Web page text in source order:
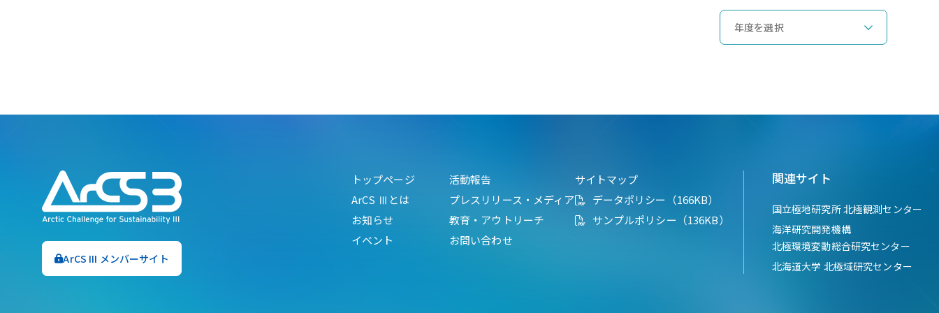
ArCS III メンバーサイト
トップページ
ArCS Ⅲとは
お知らせ
イベント
活動報告
プレスリリース・メディア
教育・アウトリーチ
お問い合わせ
サイトマップ
データポリシー（166KB）
サンプルポリシー（136KB）
関連サイト
国立極地研究所 北極観測センター
海洋研究開発機構
北極環境変動総合研究センター
北海道大学 北極域研究センター